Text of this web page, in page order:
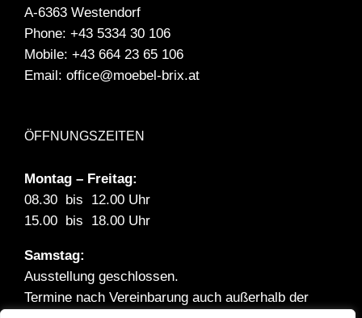
A-6363 Westendorf
Phone: +43 5334 30 106
Mobile: +43 664 23 65 106
Email: office@moebel-brix.at
ÖFFNUNGSZEITEN
Montag – Freitag:
08.30 bis 12.00 Uhr
15.00 bis 18.00 Uhr
Samstag:
Ausstellung geschlossen.
Termine nach Vereinbarung auch außerhalb der